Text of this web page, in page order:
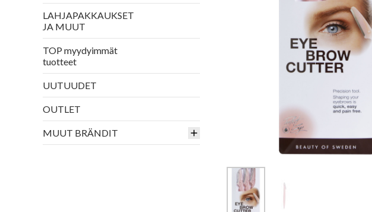
LAHJAPAKKAUKSET
JA MUUT
TOP myydyimmät
tuotteet
UUTUUDET
OUTLET
MUUT BRÄNDIT